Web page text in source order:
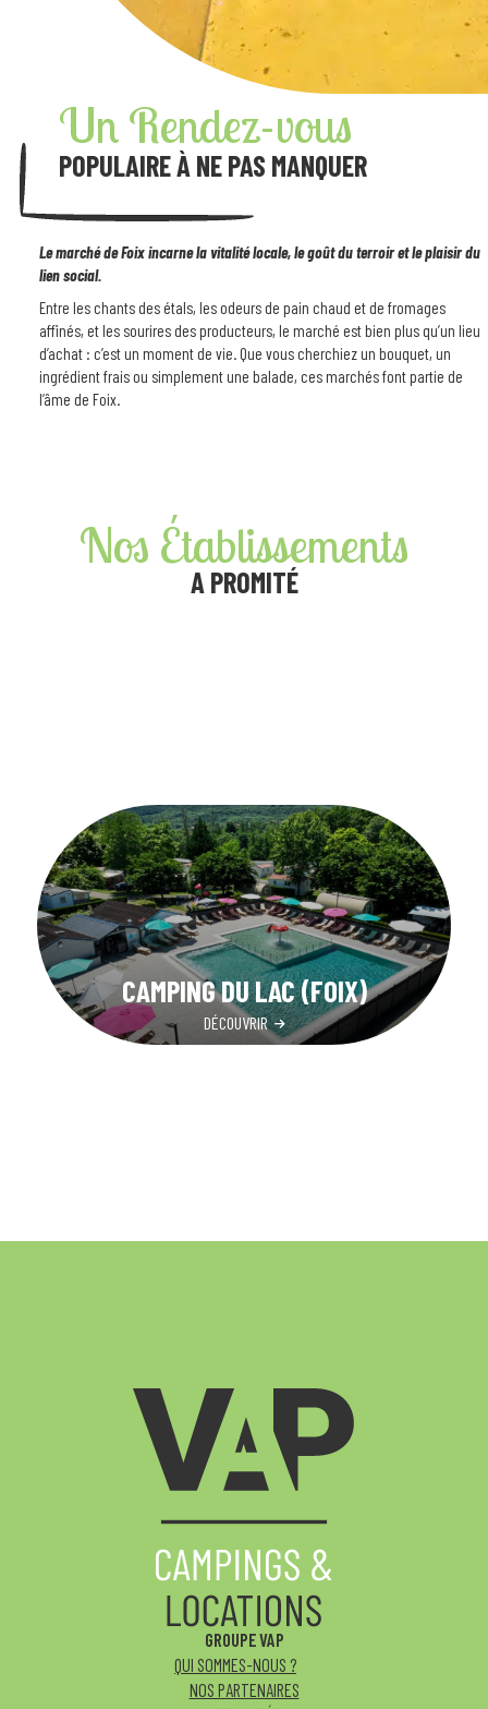
Un Rendez-vous
POPULAIRE À NE PAS MANQUER
Le marché de Foix incarne la vitalité locale, le goût du terroir et le plaisir du
lien social.
Entre les chants des étals, les odeurs de pain chaud et de fromages
affinés, et les sourires des producteurs, le marché est bien plus qu’un lieu
d’achat : c’est un moment de vie. Que vous cherchiez un bouquet, un
ingrédient frais ou simplement une balade, ces marchés font partie de
l’âme de Foix.
Nos Établissements
A PROMITÉ
CAMPING DU LAC (FOIX)
DÉCOUVRIR
GROUPE VAP
QUI SOMMES-NOUS ?
NOS PARTENAIRES